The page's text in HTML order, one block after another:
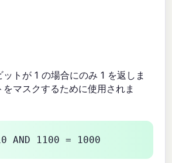
トが 1 の場合にのみ 1 を返しま
マスクするために使用されま
AND 1100 = 1000